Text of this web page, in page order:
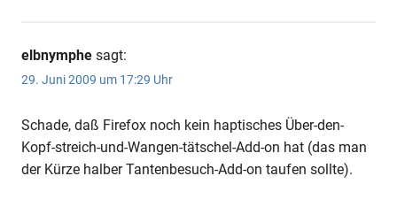
elbnymphe sagt:
29. Juni 2009 um 17:29 Uhr
Schade, daß Firefox noch kein haptisches Über-den-
Kopf-streich-und-Wangen-tätschel-Add-on hat (das man
der Kürze halber Tantenbesuch-Add-on taufen sollte).